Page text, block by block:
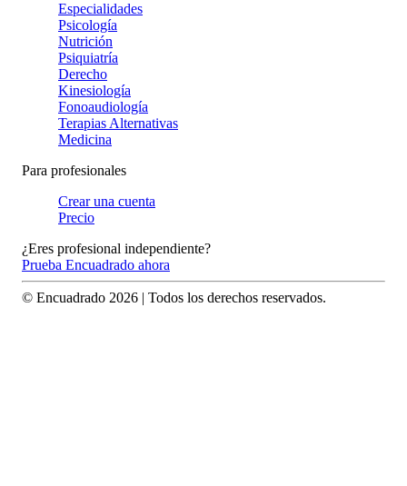
Especialidades
Psicología
Nutrición
Psiquiatría
Derecho
Kinesiología
Fonoaudiología
Terapias Alternativas
Medicina
Para profesionales
Crear una cuenta
Precio
¿Eres profesional independiente?
Prueba Encuadrado ahora
© Encuadrado 2026 | Todos los derechos reservados.